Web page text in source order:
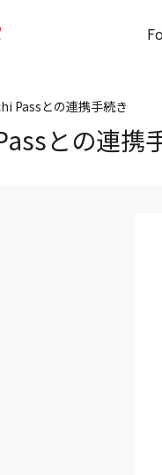
Passとの連携手続き
との連携